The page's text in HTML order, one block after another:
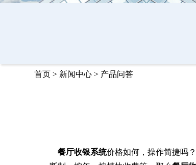
首页 > 新闻中心 > 产品问答
餐厅收银系统价格如何，操作简捷吗